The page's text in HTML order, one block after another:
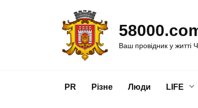
Ваш провідник у житті
PR Різне Люди LIFE